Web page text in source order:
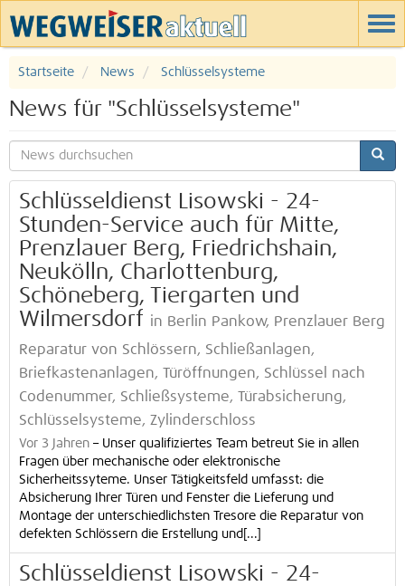
Startseite News Schlüsselsysteme
News für "Schlüsselsysteme"
Schlüsseldienst Lisowski - 24-
Stunden-Service auch für Mitte,
Prenzlauer Berg, Friedrichshain,
Neukölln, Charlottenburg,
Schöneberg, Tiergarten und
Wilmersdorf in Berlin Pankow, Prenzlauer Berg
Reparatur von Schlössern, Schließanlagen,
Briefkastenanlagen, Türöffnungen, Schlüssel nach
Codenummer, Schließsysteme, Türabsicherung,
Schlüsselsysteme, Zylinderschloss
Vor 3 Jahren – Unser qualifiziertes Team betreut Sie in allen
Fragen über mechanische oder elektronische
Sicherheitssyteme. Unser Tätigkeitsfeld umfasst: die
Absicherung Ihrer Türen und Fenster die Lieferung und
Montage der unterschiedlichsten Tresore die Reparatur von
defekten Schlössern die Erstellung und[...]
Schlüsseldienst Lisowski - 24-